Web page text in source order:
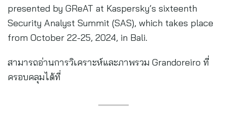
presented by GReAT at Kaspersky’s sixteenth
Security Analyst Summit (SAS), which takes place
from October 22-25, 2024, in Bali.
สามารถอ่านการวิเคราะห์และภาพรวม Grandoreiro ที่
ครอบคลุมได้ที่